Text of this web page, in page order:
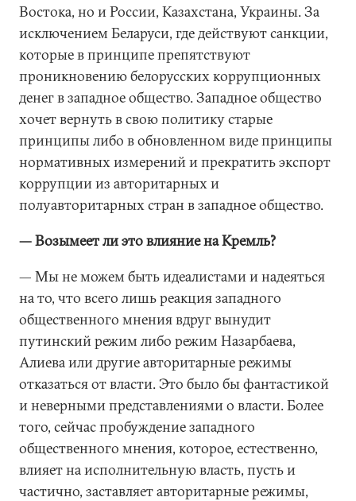
Востока, но и России, Казахстана, Украины. За
исключением Беларуси, где действуют санкции,
которые в принципе препятствуют
проникновению белорусских коррупционных
денег в западное общество. Западное общество
хочет вернуть в свою политику старые
принципы либо в обновленном виде принципы
нормативных измерений и прекратить экспорт
коррупции из авторитарных и
полуавторитарных стран в западное общество.
— Возымеет ли это влияние на Кремль?
— Мы не можем быть идеалистами и надеяться
на то, что всего лишь реакция западного
общественного мнения вдруг вынудит
путинский режим либо режим Назарбаева,
Алиева или другие авторитарные режимы
отказаться от власти. Это было бы фантастикой
и неверными представлениями о власти. Более
того, сейчас пробуждение западного
общественного мнения, которое, естественно,
влияет на исполнительную власть, пусть и
частично, заставляет авторитарные режимы,